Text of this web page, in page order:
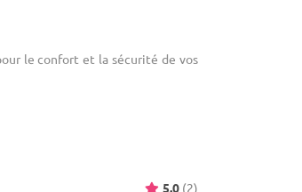
le confort et la sécurité de vos
5.0 (2)